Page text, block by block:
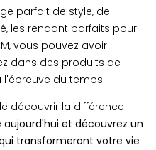
parfait de style, de
les rendant parfaits pour
vous pouvez avoir
dans des produits de
du temps.
découvrir la différence
et découvrez un
transformeront votre vie